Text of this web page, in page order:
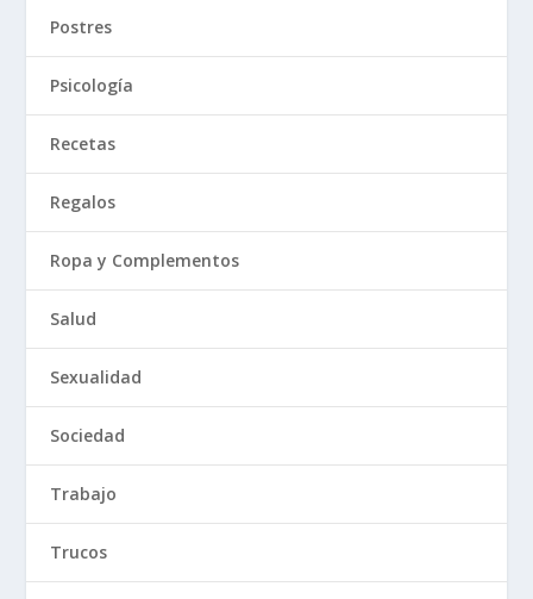
Postres
Psicología
Recetas
Regalos
Ropa y Complementos
Salud
Sexualidad
Sociedad
Trabajo
Trucos